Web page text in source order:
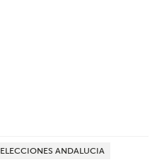
ELECCIONES ANDALUCIA